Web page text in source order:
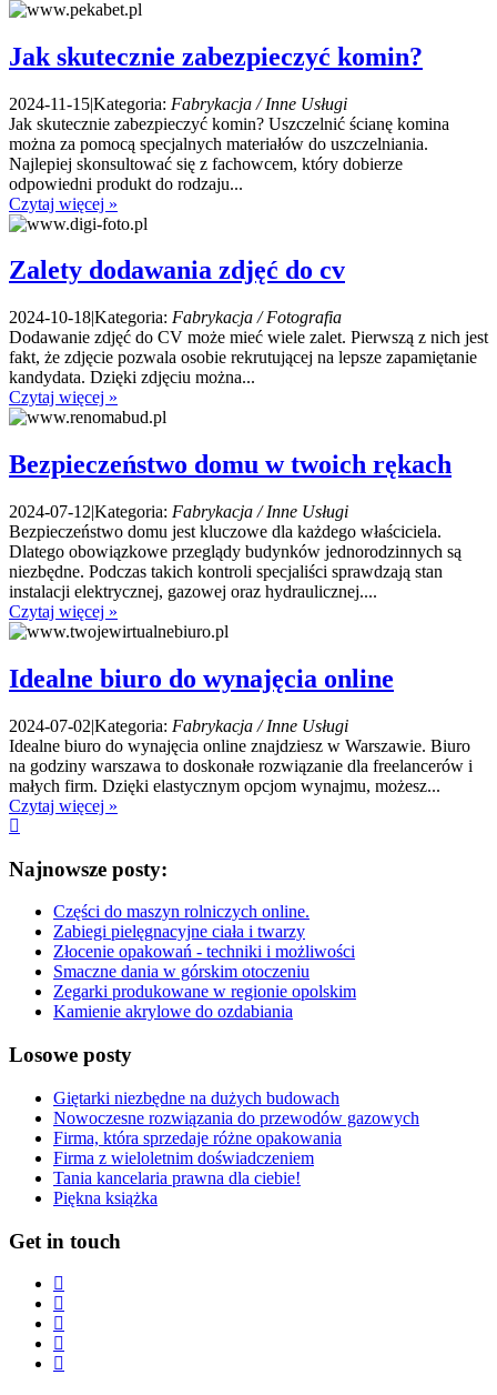
Jak skutecznie zabezpieczyć komin?
2024-11-15|Kategoria: Fabrykacja / Inne Usługi
Jak skutecznie zabezpieczyć komin? Uszczelnić ścianę komina
można za pomocą specjalnych materiałów do uszczelniania.
Najlepiej skonsultować się z fachowcem, który dobierze
odpowiedni produkt do rodzaju...
Czytaj więcej »
Zalety dodawania zdjęć do cv
2024-10-18|Kategoria: Fabrykacja / Fotografia
Dodawanie zdjęć do CV może mieć wiele zalet. Pierwszą z nich jest
fakt, że zdjęcie pozwala osobie rekrutującej na lepsze zapamiętanie
kandydata. Dzięki zdjęciu można...
Czytaj więcej »
Bezpieczeństwo domu w twoich rękach
2024-07-12|Kategoria: Fabrykacja / Inne Usługi
Bezpieczeństwo domu jest kluczowe dla każdego właściciela.
Dlatego obowiązkowe przeglądy budynków jednorodzinnych są
niezbędne. Podczas takich kontroli specjaliści sprawdzają stan
instalacji elektrycznej, gazowej oraz hydraulicznej....
Czytaj więcej »
Idealne biuro do wynajęcia online
2024-07-02|Kategoria: Fabrykacja / Inne Usługi
Idealne biuro do wynajęcia online znajdziesz w Warszawie. Biuro
na godziny warszawa to doskonałe rozwiązanie dla freelancerów i
małych firm. Dzięki elastycznym opcjom wynajmu, możesz...
Czytaj więcej »
Najnowsze posty:
Części do maszyn rolniczych online.
Zabiegi pielęgnacyjne ciała i twarzy
Złocenie opakowań - techniki i możliwości
Smaczne dania w górskim otoczeniu
Zegarki produkowane w regionie opolskim
Kamienie akrylowe do ozdabiania
Losowe posty
Giętarki niezbędne na dużych budowach
Nowoczesne rozwiązania do przewodów gazowych
Firma, która sprzedaje różne opakowania
Firma z wieloletnim doświadczeniem
Tania kancelaria prawna dla ciebie!
Piękna książka
Get in touch